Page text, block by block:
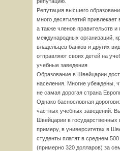
Репутация высшего
много десятилетий привлекает
а также членов правительств
международных организаций,
владельцев банков и других
отправляют своих детей на
учебные заведения
Образование в Швейцарии
населения. Многие убеждены,
не самая дорогая страна
Однако баснословная
частных учебных заведений.
Швейцарии в государственных
примеру, в университетах в
студенты платят в среднем
(примерно 320 долларов) за